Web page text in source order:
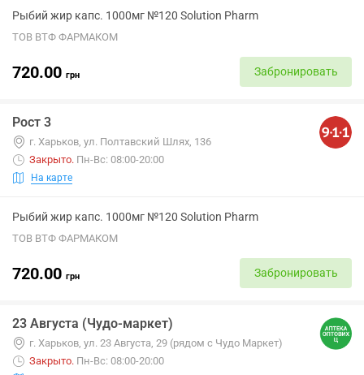
Рыбий жир капс. 1000мг №120 Solution Pharm
ТОВ ВТФ ФАРМАКОМ
720.00 грн Забронировать
Рост 3
г. Харьков, ул. Полтавский Шлях, 136
Закрыто. Пн-Вс: 08:00-20:00
На карте
Рыбий жир капс. 1000мг №120 Solution Pharm
ТОВ ВТФ ФАРМАКОМ
720.00 грн Забронировать
23 Августа (Чудо-маркет)
г. Харьков, ул. 23 Августа, 29 (рядом с Чудо Маркет)
Закрыто. Пн-Вс: 08:00-20:00